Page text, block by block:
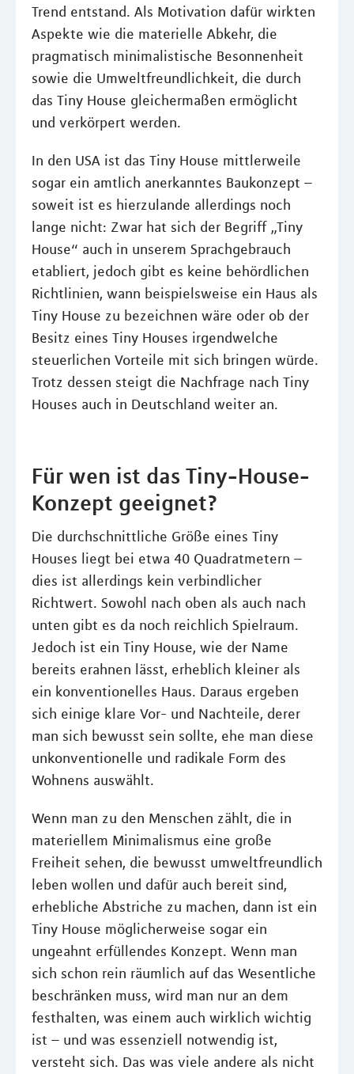
Trend entstand. Als Motivation dafür wirkten
Aspekte wie die materielle Abkehr, die
pragmatisch minimalistische Besonnenheit
sowie die Umweltfreundlichkeit, die durch
das Tiny House gleichermaßen ermöglicht
und verkörpert werden.
In den USA ist das Tiny House mittlerweile
sogar ein amtlich anerkanntes Baukonzept –
soweit ist es hierzulande allerdings noch
lange nicht: Zwar hat sich der Begriff „Tiny
House“ auch in unserem Sprachgebrauch
etabliert, jedoch gibt es keine behördlichen
Richtlinien, wann beispielsweise ein Haus als
Tiny House zu bezeichnen wäre oder ob der
Besitz eines Tiny Houses irgendwelche
steuerlichen Vorteile mit sich bringen würde.
Trotz dessen steigt die Nachfrage nach Tiny
Houses auch in Deutschland weiter an.
Für wen ist das Tiny-House-
Konzept geeignet?
Die durchschnittliche Größe eines Tiny
Houses liegt bei etwa 40 Quadratmetern –
dies ist allerdings kein verbindlicher
Richtwert. Sowohl nach oben als auch nach
unten gibt es da noch reichlich Spielraum.
Jedoch ist ein Tiny House, wie der Name
bereits erahnen lässt, erheblich kleiner als
ein konventionelles Haus. Daraus ergeben
sich einige klare Vor- und Nachteile, derer
man sich bewusst sein sollte, ehe man diese
unkonventionelle und radikale Form des
Wohnens auswählt.
Wenn man zu den Menschen zählt, die in
materiellem Minimalismus eine große
Freiheit sehen, die bewusst umweltfreundlich
leben wollen und dafür auch bereit sind,
erhebliche Abstriche zu machen, dann ist ein
Tiny House möglicherweise sogar ein
ungeahnt erfüllendes Konzept. Wenn man
sich schon rein räumlich auf das Wesentliche
beschränken muss, wird man nur an dem
festhalten, was einem auch wirklich wichtig
ist – und was essenziell notwendig ist,
versteht sich. Das was viele andere als nicht